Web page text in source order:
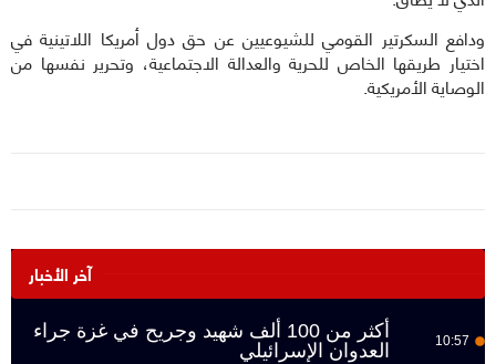
ودافع السكرتير القومي للشيوعيين عن حق دول أمريكا اللاتينية في
اختيار طريقها الخاص للحرية والعدالة الاجتماعية، وتحرير نفسها من
الوصاية الأمريكية.
آخر الأخبار
10:57
أكثر من 100 ألف شهيد وجريح في غزة جراء
العدوان الإسرائيلي